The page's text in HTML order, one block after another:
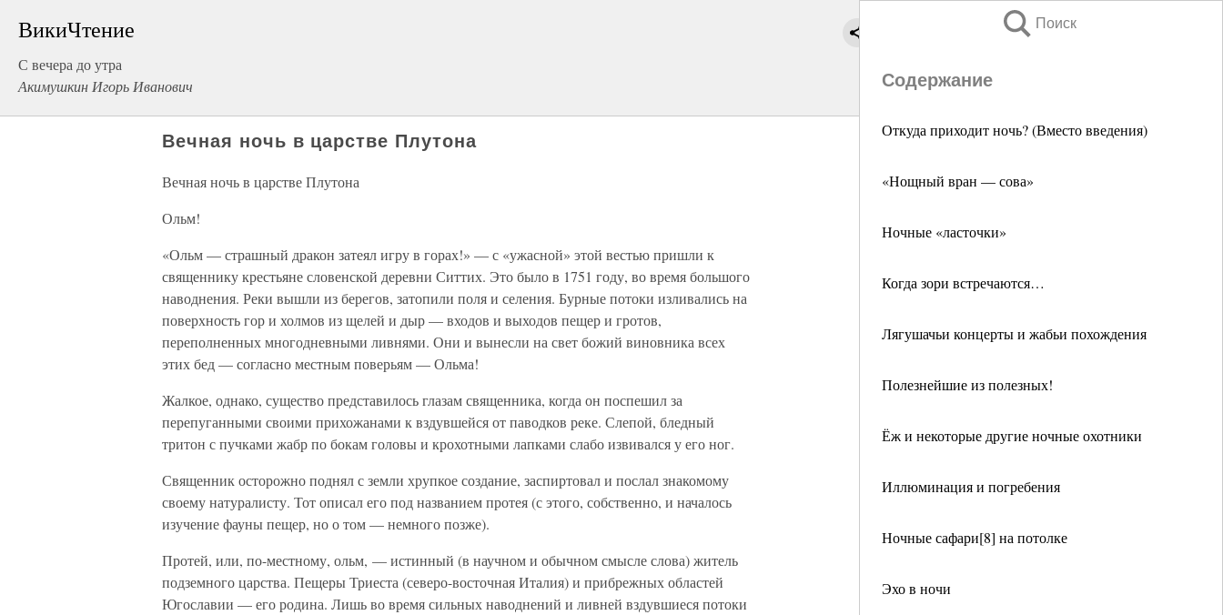
ВикиЧтение
С вечера до утра
Акимушкин Игорь Иванович
Поиск
Содержание
Откуда приходит ночь? (Вместо введения)
«Нощный вран — сова»
Ночные «ласточки»
Когда зори встречаются…
Лягушачьи концерты и жабьи похождения
Полезнейшие из полезных!
Ёж и некоторые другие ночные охотники
Иллюминация и погребения
Ночные сафари[8] на потолке
Эхо в ночи
Вечная ночь в царстве Плутона
Вечная ночь в царстве Плутона
Ольм!
«Ольм — страшный дракон затеял игру в горах!» — с «ужасной» этой вестью пришли к
священнику крестьяне словенской деревни Ситтих. Это было в 1751 году, во время большого
наводнения. Реки вышли из берегов, затопили поля и селения. Бурные потоки изливались на
поверхность гор и холмов из щелей и дыр — входов и выходов пещер и гротов,
переполненных многодневными ливнями. Они и вынесли на свет божий виновника всех
этих бед — согласно местным поверьям — Ольма!
Жалкое, однако, существо представилось глазам священника, когда он поспешил за
перепуганными своими прихожанами к вздувшейся от паводков реке. Слепой, бледный
тритон с пучками жабр по бокам головы и крохотными лапками слабо извивался у его ног.
Священник осторожно поднял с земли хрупкое создание, заспиртовал и послал знакомому
своему натуралисту. Тот описал его под названием протея (с этого, собственно, и началось
изучение фауны пещер, но о том — немного позже).
Протей, или, по-местному, ольм, — истинный (в научном и обычном смысле слова) житель
подземного царства. Пещеры Триеста (северо-восточная Италия) и прибрежных областей
Югославии — его родина. Лишь во время сильных наводнений и ливней вздувшиеся потоки